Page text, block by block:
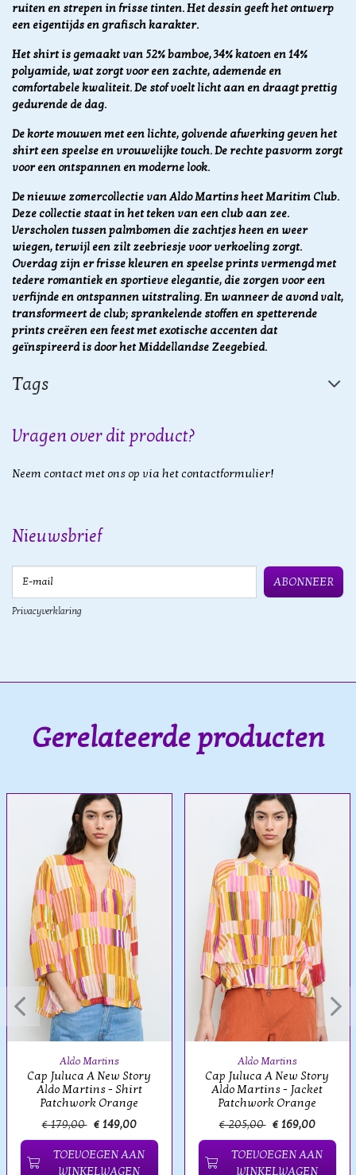
ruiten en strepen in frisse tinten. Het dessin geeft het ontwerp
een eigentijds en grafisch karakter.
Het shirt is gemaakt van 52% bamboe, 34% katoen en 14%
polyamide, wat zorgt voor een zachte, ademende en
comfortabele kwaliteit. De stof voelt licht aan en draagt prettig
gedurende de dag.
De korte mouwen met een lichte, golvende afwerking geven het
shirt een speelse en vrouwelijke touch. De rechte pasvorm zorgt
voor een ontspannen en moderne look.
De nieuwe zomercollectie van Aldo Martins heet Maritim Club.
Deze collectie staat in het teken van een club aan zee.
Verscholen tussen palmbomen die zachtjes heen en weer
wiegen, terwijl een zilt zeebriesje voor verkoeling zorgt.
Overdag zijn er frisse kleuren en speelse prints vermengd met
tedere romantiek en sportieve elegantie, die zorgen voor een
verfijnde en ontspannen uitstraling. En wanneer de avond valt,
transformeert de club; sprankelende stoffen en spetterende
prints creëren een feest met exotische accenten dat
geïnspireerd is door het Middellandse Zeegebied.
Tags
Vragen over dit product?
Neem contact met ons op via het contactformulier!
Nieuwsbrief
ABONNEER
Privacyverklaring
Gerelateerde producten
Aldo Martins
Cap Juluca A New Story
Aldo Martins - Shirt
Patchwork Orange
€ 179,00 € 149,00
TOEVOEGEN AAN
WINKELWAGEN
Aldo Martins
Cap Juluca A New Story
Aldo Martins - Jacket
Patchwork Orange
€ 205,00 € 169,00
TOEVOEGEN AAN
WINKELWAGEN